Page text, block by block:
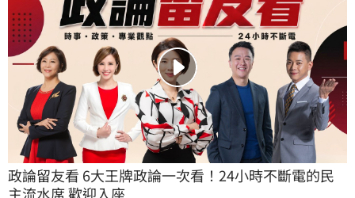
政論留友看 6大王牌政論一次看！24小時不斷電的民
主流水席 歡迎入座